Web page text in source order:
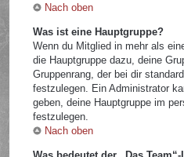
Nach oben
Was ist eine Hauptgruppe?
Wenn du Mitglied in mehr als
die Hauptgruppe dazu, deine
Gruppenrang, der bei dir
festzulegen. Ein Administrator
geben, deine Hauptgruppe im
festzulegen.
Nach oben